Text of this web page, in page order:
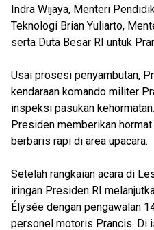
Indra Wijaya, Menteri
Teknologi Brian Yuliarto,
serta Duta Besar RI untuk
Usai prosesi penyambutan,
kendaraan komando militer
inspeksi pasukan
Presiden memberikan
berbaris rapi di area upacara.
Setelah rangkaian acara di
iringan Presiden RI
Élysée dengan pengawalan
personel motoris Prancis. Di